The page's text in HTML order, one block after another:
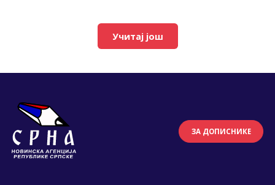
Учитај још
ЗА ДОПИСНИКЕ